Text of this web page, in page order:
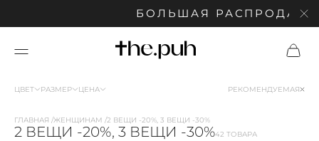
БОЛЬШАЯ РАСПРОДАЖА:
ЦВЕТ РАЗМЕР ЦЕНА РЕКОМЕНДУЕМАЯ
ГЛАВНАЯ ЖЕНЩИНАМ 2 ВЕЩИ -20%, 3 ВЕЩИ -30%
2 ВЕЩИ -20%, 3 ВЕЩИ -30%42 ТОВАРА